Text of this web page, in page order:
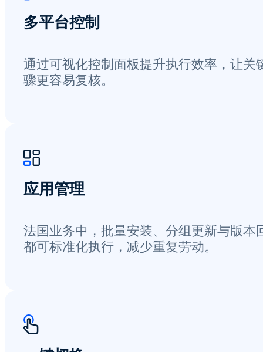
多平台控制
通过可视化控制面板提升执行效率，让关
骤更容易复核。
应用管理
法国业务中，批量安装、分组更新与版本
都可标准化执行，减少重复劳动。